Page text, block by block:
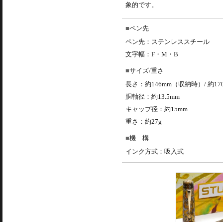
象的です。
ペン先
ペン先：ステンレススチール
文字幅：F・M・B
サイズ/重さ
長さ：約146mm（収納時）/ 約
胴軸径：約13.5mm
キャップ径：約15mm
重さ：約27g
機 構
インク方式：吸入式